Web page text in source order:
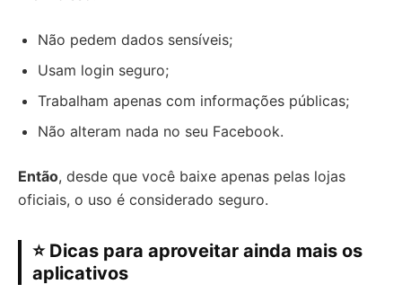
Não pedem dados sensíveis;
Usam login seguro;
Trabalham apenas com informações públicas;
Não alteram nada no seu Facebook.
Então, desde que você baixe apenas pelas lojas
oficiais, o uso é considerado seguro.
⭐ Dicas para aproveitar ainda mais os
aplicativos